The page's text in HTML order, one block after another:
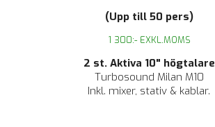
(Upp till 50 pers)
1 300:- EXKL.MOMS
2 st. Aktiva 10" högtalare
Turbosound Milan M10
Inkl. mixer, stativ & kablar.